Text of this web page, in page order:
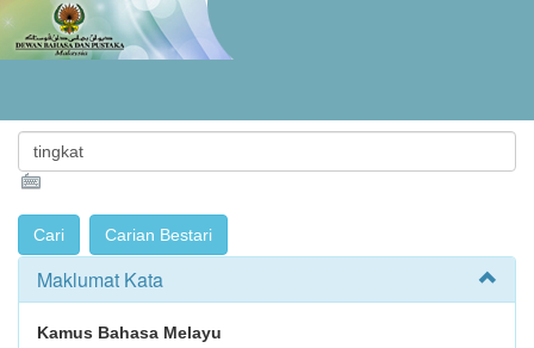
Maklumat Kata
Kamus Bahasa Melayu